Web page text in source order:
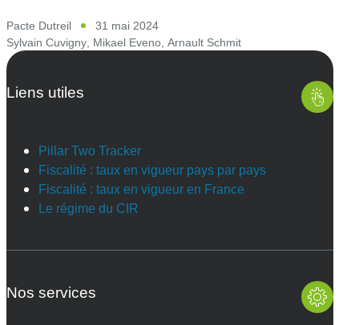
Pacte Dutreil
31 mai 2024
Sylvain Cuvigny Mikael Eveno Arnault Schmit
Liens utiles
Pillar Two Tracker
Fiscalité : taux en vigueur pays par pays
Fiscalité : taux en vigueur en France
Le régime du CIR
Nos services